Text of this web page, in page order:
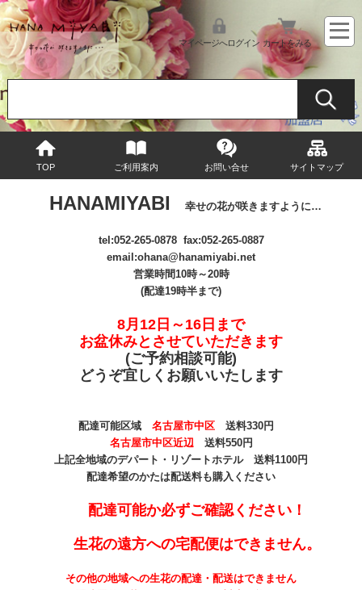
マイページへログイン カートをみる
TOP ご利用案内 お問い合せ サイトマップ
HANAMIYABI 幸せの花が咲きますように…
tel:052-265-0878fax:052-265-0887
email :ohana@hanamiyabi.net
営業時間10時～20時
(配達19時半まで)
8月12日～16日まで
お盆休みとさせていただきます
(ご予約相談可能)
どうぞ宜しくお願いいたします
配達可能区域 名古屋市中区送料330円
名古屋市中区近辺送料550円
上記全地域のデパート・リゾートホテル 送料1100円
配達希望のかたは配送料も購入ください
配達可能か必ずご確認ください！
生花の遠方への宅配便はできません。
その他の地域への生花の配達・配送はできません